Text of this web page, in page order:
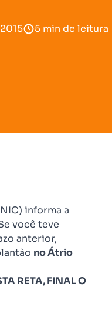
5 min de leitura
informa a
você teve
anterior,
no Átrio
RETA, FINAL O